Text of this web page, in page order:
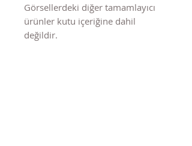
Görsellerdeki diğer tamamlayıcı
ürünler kutu içeriğine dahil
değildir.